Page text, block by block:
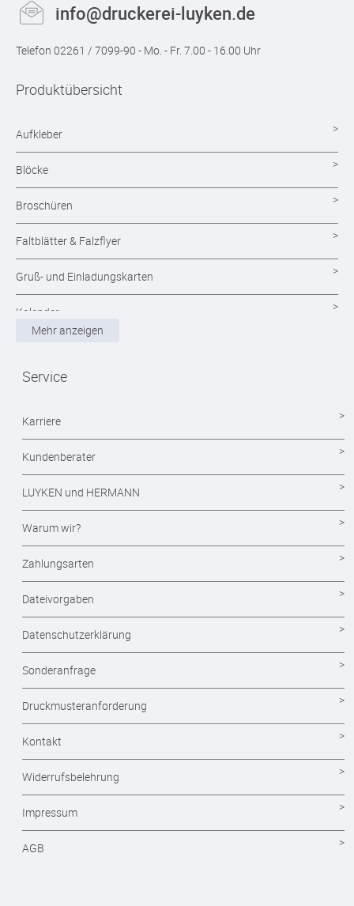
info@druckerei-luyken.de
Telefon 02261 / 7099-90 - Mo. - Fr. 7.00 - 16.00 Uhr
Produktübersicht
Aufkleber
Blöcke
Broschüren
Faltblätter & Falzflyer
Gruß- und Einladungskarten
Kalender
Mappen drucken
Notizblöcke
Durchschreibesätze
Formulare - Formularsätze
Endlosformulare
Briefpapier
Briefumschläge
Visitenkarten drucken
Eintrittskarten
Flyer
Layout und Grafikdesign
Plakate
Postkarten
Scheckkartenkalender
Mehr anzeigen
Service
Karriere
Kundenberater
LUYKEN und HERMANN
Warum wir?
Zahlungsarten
Dateivorgaben
Datenschutzerklärung
Sonderanfrage
Druckmusteranforderung
Kontakt
Widerrufsbelehrung
Impressum
AGB